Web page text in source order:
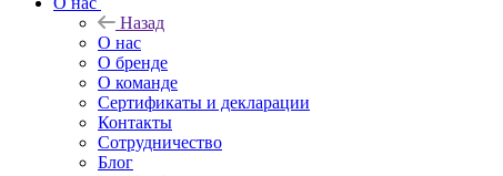
Назад
О нас
О бренде
О команде
Сертификаты и декларации
Контакты
Сотрудничество
Блог